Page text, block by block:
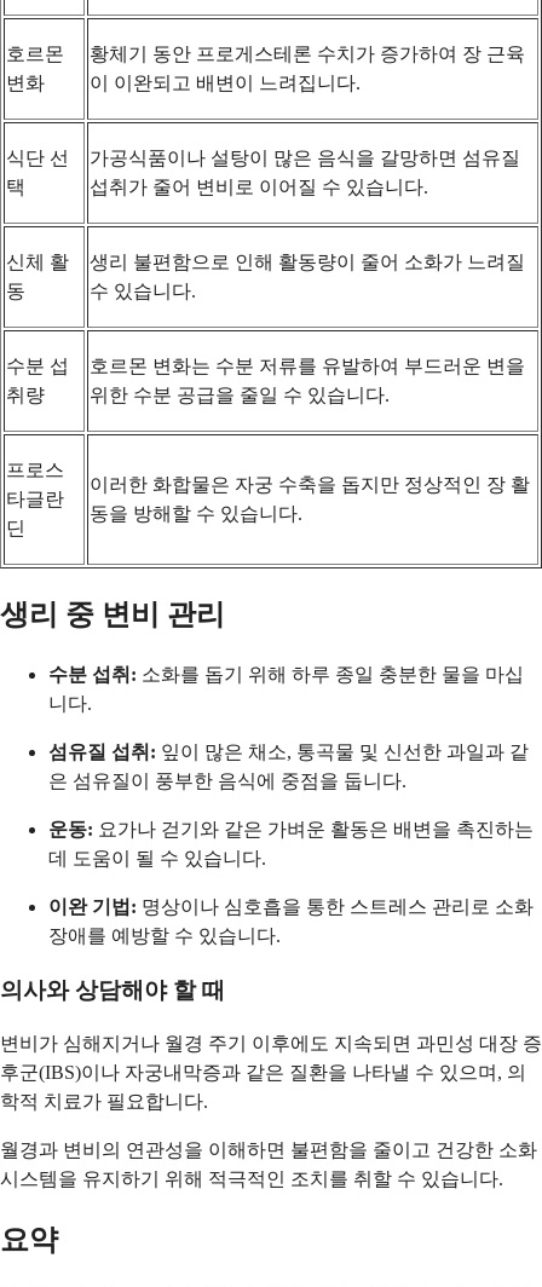
호르몬
변화
황체기 동안 프로게스테론 수치가 증가하여 장 근육
이 이완되고 배변이 느려집니다.
식단 선
택
가공식품이나 설탕이 많은 음식을 갈망하면 섬유질
섭취가 줄어 변비로 이어질 수 있습니다.
신체 활
동
생리 불편함으로 인해 활동량이 줄어 소화가 느려질
수 있습니다.
수분 섭
취량
호르몬 변화는 수분 저류를 유발하여 부드러운 변을
위한 수분 공급을 줄일 수 있습니다.
프로스
타글란
딘
이러한 화합물은 자궁 수축을 돕지만 정상적인 장 활
동을 방해할 수 있습니다.
생리 중 변비 관리
수분 섭취: 소화를 돕기 위해 하루 종일 충분한 물을 마십
니다.
섬유질 섭취: 잎이 많은 채소, 통곡물 및 신선한 과일과 같
은 섬유질이 풍부한 음식에 중점을 둡니다.
운동: 요가나 걷기와 같은 가벼운 활동은 배변을 촉진하는
데 도움이 될 수 있습니다.
이완 기법: 명상이나 심호흡을 통한 스트레스 관리로 소화
장애를 예방할 수 있습니다.
의사와 상담해야 할 때
변비가 심해지거나 월경 주기 이후에도 지속되면 과민성 대장 증
후군(IBS)이나 자궁내막증과 같은 질환을 나타낼 수 있으며, 의
학적 치료가 필요합니다.
월경과 변비의 연관성을 이해하면 불편함을 줄이고 건강한 소화
시스템을 유지하기 위해 적극적인 조치를 취할 수 있습니다.
요약